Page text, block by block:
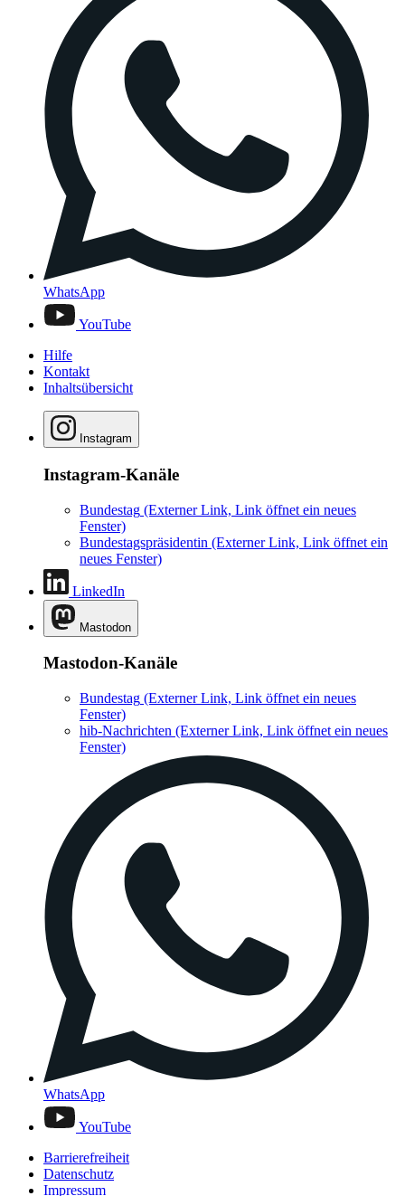
WhatsApp
YouTube
Hilfe
Kontakt
Inhaltsübersicht
Instagram
Instagram-Kanäle
Bundestag (Externer Link, Link öffnet ein neues
Fenster)
Bundestagspräsidentin (Externer Link, Link öffnet ein
neues Fenster)
LinkedIn
Mastodon
Mastodon-Kanäle
Bundestag (Externer Link, Link öffnet ein neues
Fenster)
hib-Nachrichten (Externer Link, Link öffnet ein neues
Fenster)
WhatsApp
YouTube
Barrierefreiheit
Datenschutz
Impressum